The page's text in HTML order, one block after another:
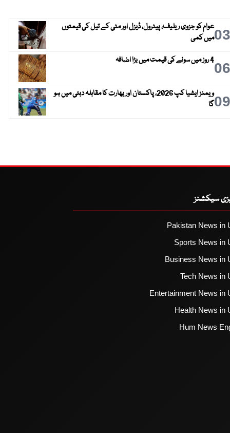
03عوام کو جزوی ریلیف، پیٹرول، ڈیزل اور مٹی کے تیل کی قیمتوں
میں کمی
064 روز میں سونے کی قیمت میں بڑا اضافہ
09
ویمنز ایشیا کپ 2026، پاکستان اور بھارت کا مقابلہ دبئی میں ہو
گا
سیکشنز
Pakistan News in
Sports News in
Business News in
Tech News in
Entertainment News in
Health News in
Hum News